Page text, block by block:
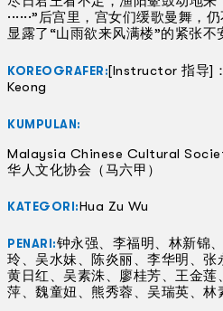
······”后宫里，宫女们缓歌曼舞，
显露了“山雨欲来风满楼”的紧张不
KOREOGRAFER:[Instructor 指导]
Keong
KUMPULAN:
Malaysia Chinese Cultural
华人文化协会（马六甲）
KATEGORI:Hua Zu Wu
PENARI:钟永强、李福明、林新锦
玲、吴水妹、陈炎丽、李华明、张
黄日红、吴素洙、廖桂芳、王金莲
萍、魏童妞、熊秀蓉、吴瑞英、林